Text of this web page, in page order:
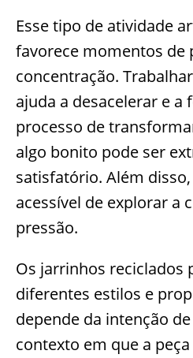
Esse tipo de atividade
favorece momentos de
concentração.
ajuda a desacelerar e a
processo de
algo bonito pode ser
satisfatório. Além
acessível de explorar a
pressão.
Os jarrinhos reciclados
diferentes estilos e
depende da intenção
contexto em que a